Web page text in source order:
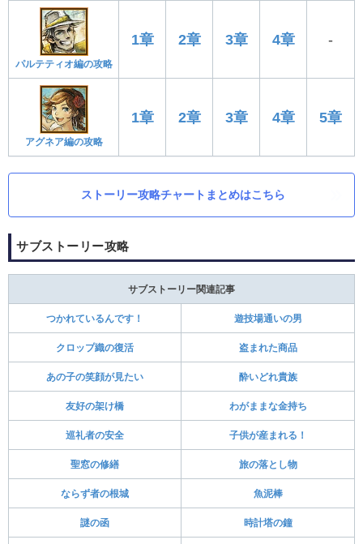
パルテティオ編の攻略
1章 2章 3章 4章 -
アグネア編の攻略
1章 2章 3章 4章 5章
ストーリー攻略チャートまとめはこちら
サブストーリー攻略
サブストーリー関連記事
つかれているんです！ 遊技場通いの男
クロップ織の復活 盗まれた商品
あの子の笑顔が見たい 酔いどれ貴族
友好の架け橋 わがままな金持ち
巡礼者の安全 子供が産まれる！
聖窓の修繕 旅の落とし物
ならず者の根城 魚泥棒
謎の函 時計塔の鐘